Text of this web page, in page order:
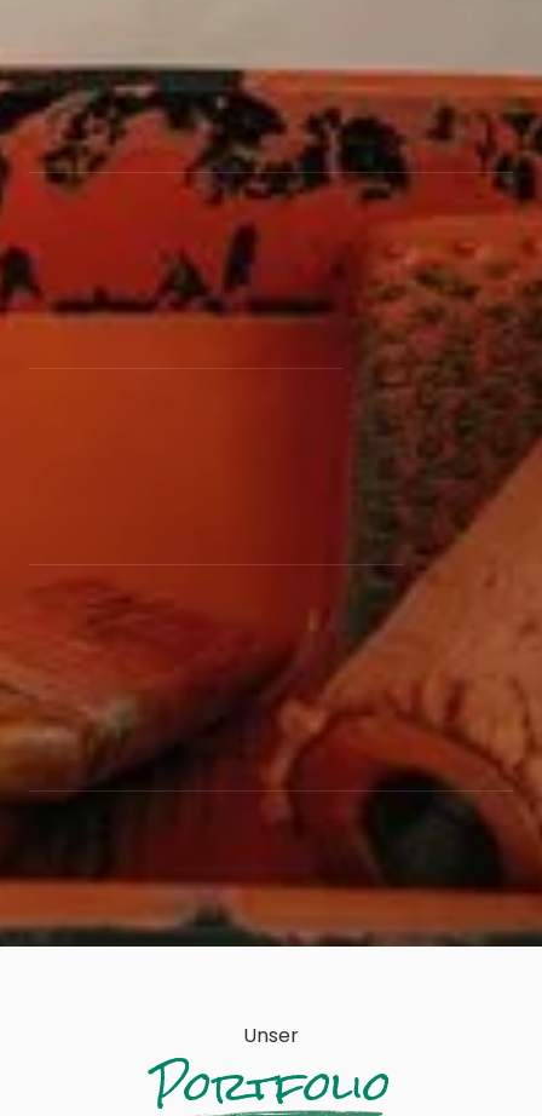
Unser
Portfolio